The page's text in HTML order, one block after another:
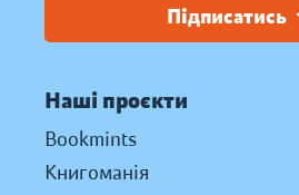
Підписатись
Наші проєкти
Bookmints
Книгоманія